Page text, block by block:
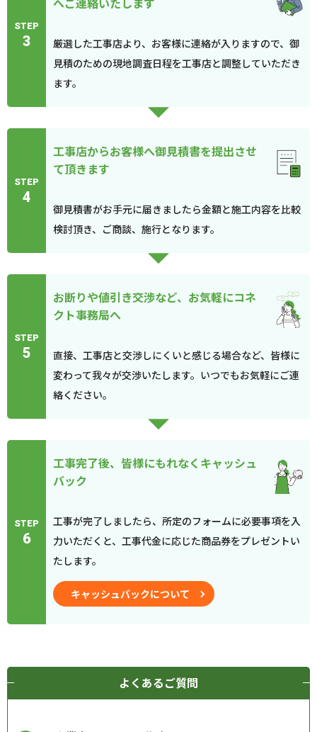
STEP
3
厳選した工事店より、お客様に連絡が入りますので、御
見積のための現地調査日程を工事店と調整していただき
ます。
STEP
4
工事店からお客様へ御見積書を提出させ
て頂きます
御見積書がお手元に届きましたら金額と施工内容を比較
検討頂き、ご商談、施行となります。
STEP
5
お断りや値引き交渉など、お気軽にコネ
クト事務局へ
直接、工事店と交渉しにくいと感じる場合など、皆様に
変わって我々が交渉いたします。いつでもお気軽にご連
絡ください。
STEP
6
工事完了後、皆様にもれなくキャッシュ
バック
工事が完了しましたら、所定のフォームに必要事項を入
力いただくと、工事代金に応じた商品券をプレゼントい
たします。
キャッシュバックについて
よくあるご質問